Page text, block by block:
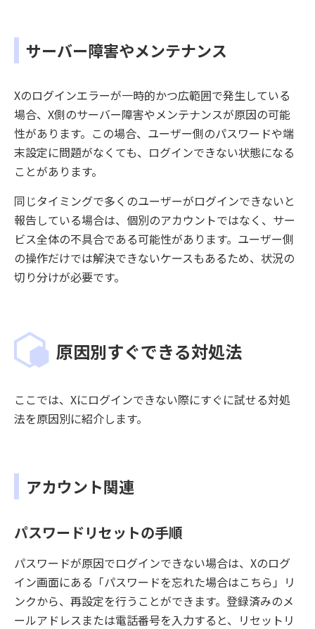
サーバー障害やメンテナンス
Xのログインエラーが一時的かつ広範囲で発生している
場合、X側のサーバー障害やメンテナンスが原因の可能
性があります。この場合、ユーザー側のパスワードや端
末設定に問題がなくても、ログインできない状態になる
ことがあります。
同じタイミングで多くのユーザーがログインできないと
報告している場合は、個別のアカウントではなく、サー
ビス全体の不具合である可能性があります。ユーザー側
の操作だけでは解決できないケースもあるため、状況の
切り分けが必要です。
原因別すぐできる対処法
ここでは、Xにログインできない際にすぐに試せる対処
法を原因別に紹介します。
アカウント関連
パスワードリセットの手順
パスワードが原因でログインできない場合は、Xのログ
イン画面にある「パスワードを忘れた場合はこちら」リ
ンクから、再設定を行うことができます。登録済みのメ
ールアドレスまたは電話番号を入力すると、リセットリ